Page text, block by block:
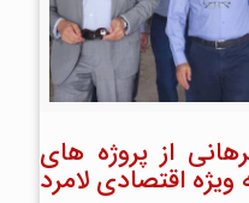
از پروژه های
اقتصادی لامرد